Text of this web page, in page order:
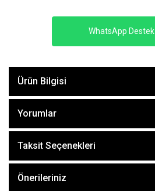
WhatsApp Destek
Ürün Bilgisi
Yorumlar
Taksit Seçenekleri
Önerileriniz